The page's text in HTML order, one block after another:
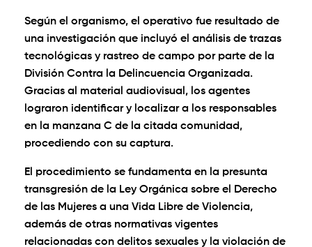
Según el organismo, el operativo fue resultado de
una investigación que incluyó el análisis de trazas
tecnológicas y rastreo de campo por parte de la
División Contra la Delincuencia Organizada.
Gracias al material audiovisual, los agentes
lograron identificar y localizar a los responsables
en la manzana C de la citada comunidad,
procediendo con su captura.
El procedimiento se fundamenta en la presunta
transgresión de la Ley Orgánica sobre el Derecho
de las Mujeres a una Vida Libre de Violencia,
además de otras normativas vigentes
relacionadas con delitos sexuales y la violación de